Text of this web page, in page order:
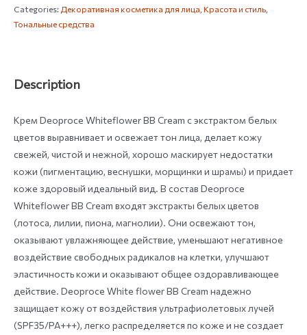
Categories: Декоративная косметика для лица,Красота и стиль,
Тональные средства
Description
Крем Deoproce Whiteflower BB Cream с экстрактом белых
цветов выравнивает и освежает тон лица, делает кожу
свежей, чистой и нежной, хорошо маскирует недостатки
кожи (пигментацию, веснушки, морщинки и шрамы) и придает
коже здоровый идеальный вид. В состав Deoproce
Whiteflower BB Cream входят экстракты белых цветов
(лотоса, лилии, пиона, магнолии). Они освежают тон,
оказывают увлажняющее действие, уменьшают негативное
воздействие свободных радикалов на клетки, улучшают
эластичность кожи и оказывают общее оздоравливающее
действие. Deoproce White flower BB Cream надежно
защищает кожу от воздействия ультрафиолетовых лучей
(SPF35/PA+++), легко распределяется по коже и не создает